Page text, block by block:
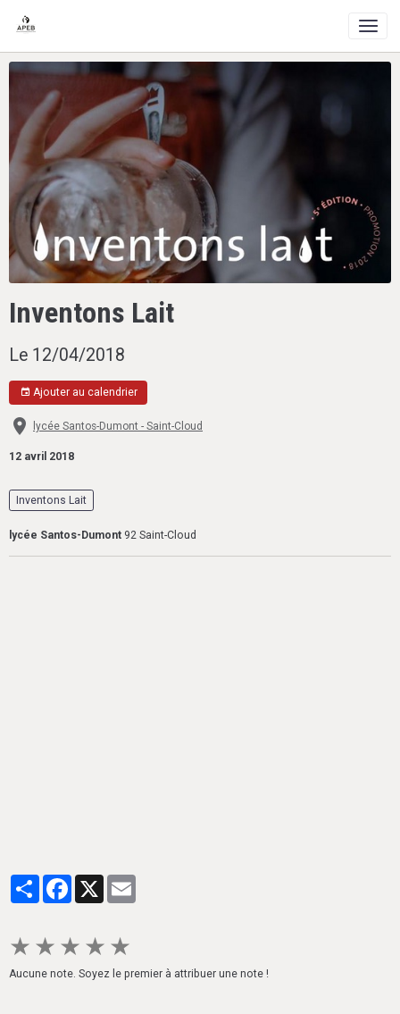
Inventons Lait
Le 12/04/2018
Ajouter au calendrier
lycée Santos-Dumont - Saint-Cloud
12 avril 2018
Inventons Lait
lycée Santos-Dumont 92 Saint-Cloud
PartagerFacebook
X
★ ★ ★ ★ ★
Aucune note. Soyez le premier à attribuer une note !